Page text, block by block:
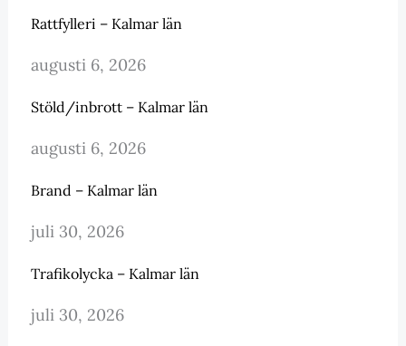
Rattfylleri – Kalmar län
augusti 6, 2026
Stöld/inbrott – Kalmar län
augusti 6, 2026
Brand – Kalmar län
juli 30, 2026
Trafikolycka – Kalmar län
juli 30, 2026